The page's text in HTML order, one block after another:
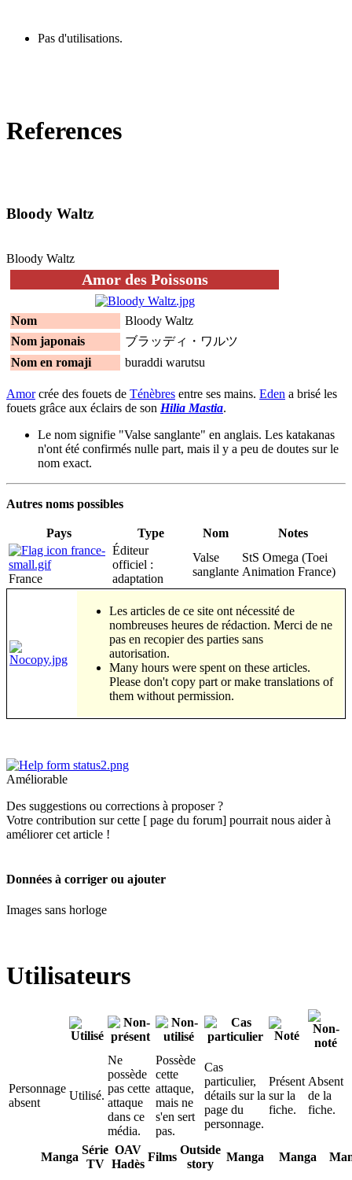
Pas d'utilisations.
References
Bloody Waltz
Bloody Waltz
Amor des Poissons
Nom
Bloody Waltz
Nom japonais
ブラッディ・ワルツ
Nom en romaji
buraddi warutsu
Amorcrée des fouets de Ténèbres entre ses mains. Eden a brisé les
fouets grâce aux éclairs de son Hilia Mastia.
Le nom signifie "Valse sanglante" en anglais. Les katakanas
n'ont été confirmés nulle part, mais il y a peu de doutes sur le
nom exact.
Autres noms possibles
Pays Type Nom Notes
France
Éditeur
officiel :
adaptation
Valse
sanglante
StS Omega (Toei
Animation France)
Les articles de ce site ont nécessité de
nombreuses heures de rédaction. Merci de ne
pas en recopier des parties sans
autorisation.
Many hours were spent on these articles.
Please don't copy part or make translations of
them without permission.
Améliorable
Des suggestions ou corrections à proposer ?
Votre contribution sur cette [ page du forum] pourrait nous aider à
améliorer cet article !
Données à corriger ou ajouter
Images sans horloge
Utilisateurs
Personnage
absent
Utilisé.
Ne
possède
pas cette
attaque
dans ce
média.
Possède
cette
attaque,
mais ne
s'en sert
pas.
Cas
particulier,
détails sur la
page du
personnage.
Présent
sur la
fiche.
Absent
de la
fiche.
Manga
Série
TV
OAV
Hadès
Films
Outside
story
Manga Manga